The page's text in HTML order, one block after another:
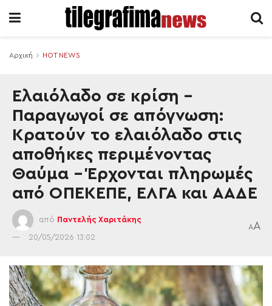
Αρχική HOT NEWS
Ελαιόλαδο σε κρίση –
Παραγωγοί σε απόγνωση:
Κρατούν το ελαιόλαδο στις
αποθήκες περιμένοντας
Θαύμα – Έρχονται πληρωμές
από ΟΠΕΚΕΠΕ, ΕΛΓΑ και ΑΑΔΕ
από Παντελής Χαριτάκης
20/05/2026 13:02
AA